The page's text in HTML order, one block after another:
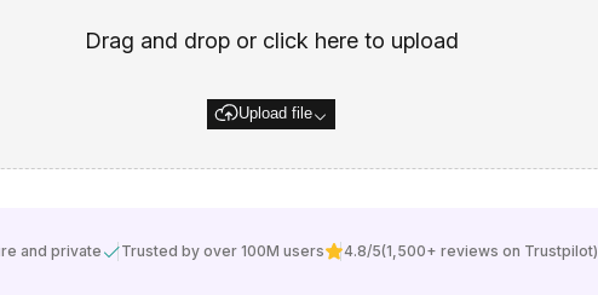
Drag and drop or click here to upload
Upload file
and private Trusted by over 100M users 4.8/5(1,500+ reviews on Trustpilot)